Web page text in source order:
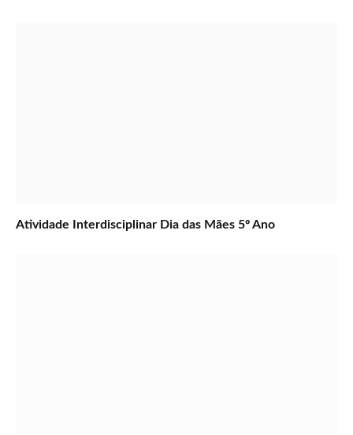
Atividade Interdisciplinar Dia das Mães 5º Ano